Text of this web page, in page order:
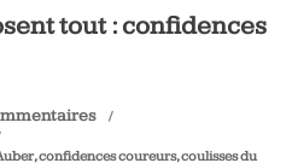
tout : confidences
,confidences coureurs,coulisses du